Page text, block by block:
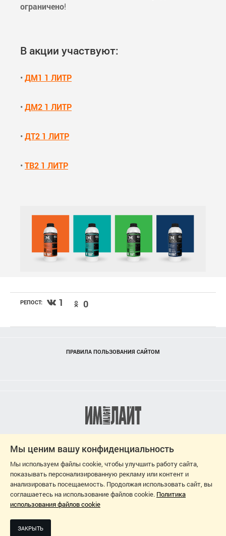
ограничено!
В акции участвуют:
•ДМ1 1 ЛИТР
•ДМ2 1 ЛИТР
•ДТ2 1 ЛИТР
•ТВ2 1 ЛИТР
РЕПОСТ: 1 0
ПРАВИЛА ПОЛЬЗОВАНИЯ САЙТОМ
Мы ценим вашу конфиденциальность
Мы используем файлы cookie, чтобы улучшить работу сайта,
показывать персонализированную рекламу или контент и
анализировать посещаемость. Продолжая использовать сайт, вы
соглашаетесь на использование файлов cookie. Политика
использования файлов cookie
ЗАКРЫТЬ